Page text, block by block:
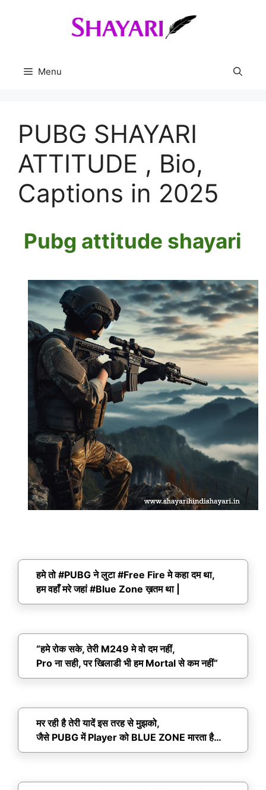
Menu
PUBG SHAYARI
ATTITUDE , Bio,
Captions in 2025
Pubg attitude shayari
हमे तो #PUBG ने लुटा #Free Fire मे कहा दम था,
हम वहाँ मरे जहां #Blue Zone ख़तम था |
“हमे रोक सके, तेरी M249 मे वो दम नहीं,
Pro ना सही, पर खिलाडी भी हम Mortal से कम नहीं“
मर रही है तेरी यादें इस तरह से मुझको,
जैसे PUBG में Player को BLUE ZONE मारता है…